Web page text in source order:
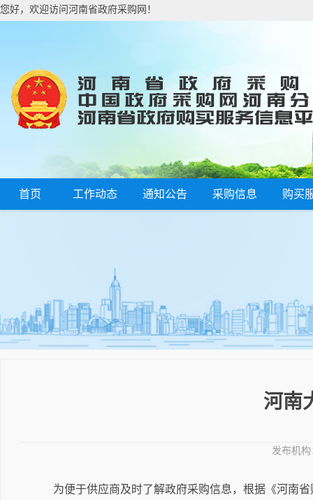
您好，欢迎访问河南省政府采购网！
首页 工作动态 通知公告 采购信息 购买
河南
发布机构
为便于供应商及时了解政府采购信息，根据《河南